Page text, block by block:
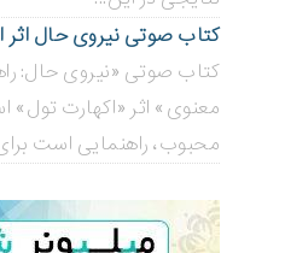
کتاب صوتی نیروی حال اثر
کتاب صوتی «نیروی حال:
معنوی» اثر «اکهارت
محبوب، راهنمایی است